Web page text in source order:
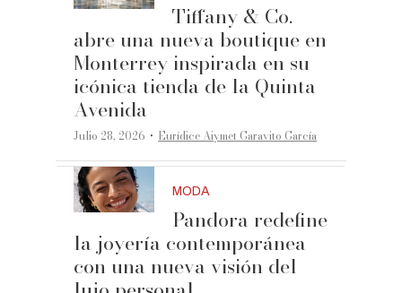
Tiffany & Co.
abre una nueva boutique en
Monterrey inspirada en su
icónica tienda de la Quinta
Avenida
Julio 28, 2026 ·Eurídice Aiymet Garavito García
MODA
Pandora redefine
la joyería contemporánea
con una nueva visión del